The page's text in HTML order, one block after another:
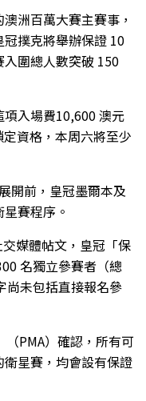
洲百萬大賽主賽事，
撲克將舉辦保證 10
圍總人數突破 150
入場費10,600 澳元
資格，本周六將至少
開前，皇冠墨爾本及
賽程序。
媒體帖文，皇冠「保
名獨立參賽者（總
尚未包括直接報名參
PMA）確認，所有可
星賽，均會設有保證